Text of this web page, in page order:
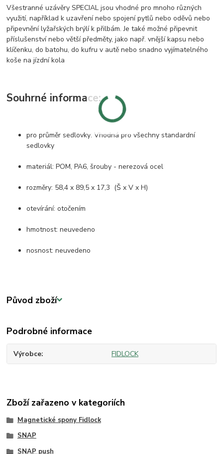
Všestranné uzávěry SPECIAL jsou vhodné pro mnoho různých
využití, například k uzavření nebo spojení pytlů nebo oděvů nebo
připevnění lyžařských brýlí k přilbám. Je také možné připevnit
příslušenství nebo větší předměty, jako např. vnější kapsu nebo
klíčenku, do batohu, do kufru v autě nebo snadno vyjímatelného
koše na jízdní kola
Souhrné informace:
pro průměr sedlovky: Vhodná pro všechny standardní
sedlovky
materiál: POM, PA6, šrouby - nerezová ocel
rozměry: 58,4 x 89,5 x 17,3 (Š x V x H)
otevírání: otočením
hmotnost: neuvedeno
nosnost: neuvedeno
Původ zboží
Podrobné informace
Výrobce FIDLOCK
Zboží zařazeno v kategoriích
Magnetické spony Fidlock
SNAP
SNAP push